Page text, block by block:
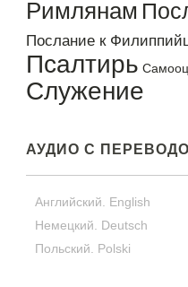
Римлянам
Послание к
Псалтирь
Служение
АУДИО С
Английский. English
Немецкий. Deutsch
Польский. Polski